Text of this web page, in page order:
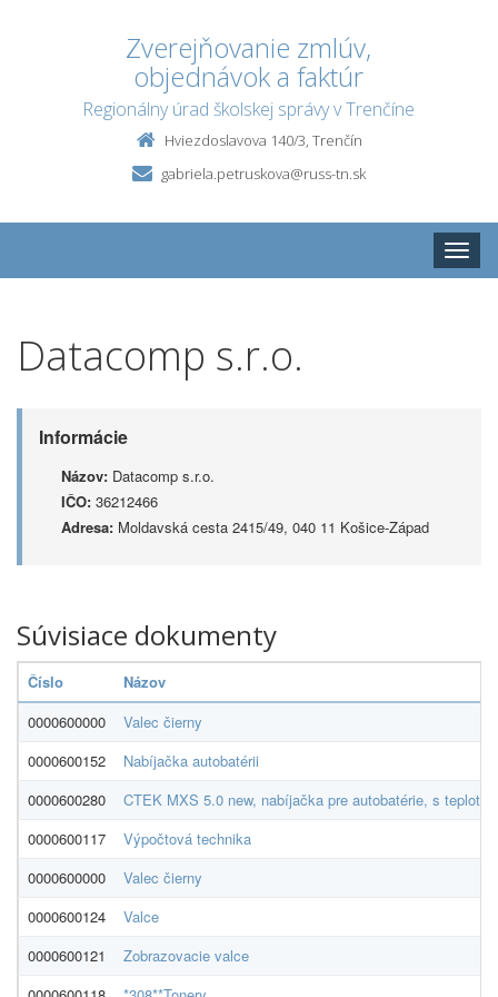
Zverejňovanie zmlúv,
objednávok a faktúr
Regionálny úrad školskej správy v Trenčíne
Hviezdoslavova 140/3, Trenčín
gabriela.petruskova@russ-tn.sk
Toggle
Datacomp s.r.o.
Informácie
Názov: Datacomp s.r.o.
IČO: 36212466
Adresa: Moldavská cesta 2415/49, 040 11 Košice-Západ
Súvisiace dokumenty
Číslo
Názov
0000600000
Valec čierny
0000600152
Nabíjačka autobatérii
0000600280
CTEK MXS 5.0 new, nabíjačka pre autobatérie, s
0000600117
Výpočtová technika
0000600000
Valec čierny
0000600124
Valce
0000600121
Zobrazovacie valce